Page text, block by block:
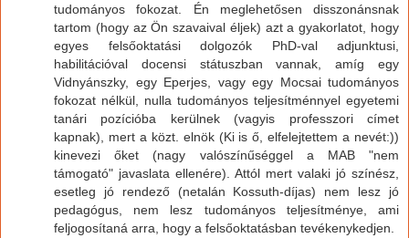
tudományos fokozat. Én meglehetősen disszonánsnak
tartom (hogy az Ön szavaival éljek) azt a gyakorlatot, hogy
egyes felsőoktatási dolgozók PhD-val adjunktusi,
habilitációval docensi státuszban vannak, amíg egy
Vidnyánszky, egy Eperjes, vagy egy Mocsai tudományos
fokozat nélkül, nulla tudományos teljesítménnyel egyetemi
tanári pozícióba kerülnek (vagyis professzori címet
kapnak), mert a közt. elnök (Ki is ő, elfelejtettem a nevét:))
kinevezi őket (nagy valószínűséggel a MAB "nem
támogató" javaslata ellenére). Attól mert valaki jó színész,
esetleg jó rendező (netalán Kossuth-díjas) nem lesz jó
pedagógus, nem lesz tudományos teljesítménye, ami
feljogosítaná arra, hogy a felsőoktatásban tevékenykedjen.